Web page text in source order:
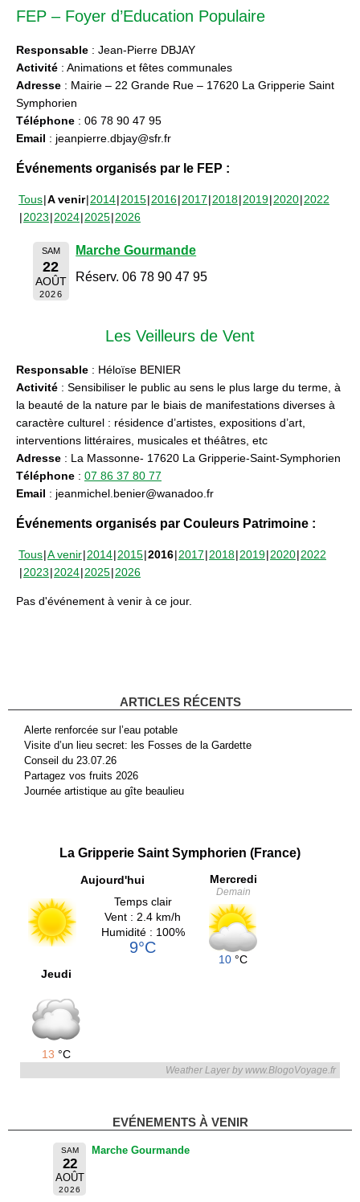
FEP – Foyer d’Education Populaire
Responsable : Jean-Pierre DBJAY
Activité : Animations et fêtes communales
Adresse : Mairie – 22 Grande Rue – 17620 La Gripperie Saint
Symphorien
Téléphone : 06 78 90 47 95
Email : jeanpierre.dbjay@sfr.fr
Événements organisés par le FEP :
Tous A venir 2014 2015 2016 2017 2018 2019 2020 2022
2023 2024 2025 2026
SAM
22
AOÛT
2026
Marche Gourmande
Réserv. 06 78 90 47 95
Les Veilleurs de Vent
Responsable : Héloïse BENIER
Activité : Sensibiliser le public au sens le plus large du terme, à
la beauté de la nature par le biais de manifestations diverses à
caractère culturel : résidence d’artistes, expositions d’art,
interventions littéraires, musicales et théâtres, etc
Adresse : La Massonne- 17620 La Gripperie-Saint-Symphorien
Téléphone : 07 86 37 80 77
Email : jeanmichel.benier@wanadoo.fr
Événements organisés par Couleurs Patrimoine :
Tous A venir 2014 2015 2016 2017 2018 2019 2020 2022
2023 2024 2025 2026
Pas d'événement à venir à ce jour.
ARTICLES RÉCENTS
Alerte renforcée sur l’eau potable
Visite d’un lieu secret: les Fosses de la Gardette
Conseil du 23.07.26
Partagez vos fruits 2026
Journée artistique au gîte beaulieu
La Gripperie Saint Symphorien (France)
Aujourd'hui
Temps clair
Vent : 2.4 km/h
Humidité : 100%
9°C
Mercredi
Demain
10 °C
Jeudi
13 °C
Weather Layer by www.BlogoVoyage.fr
EVÉNEMENTS À VENIR
SAM
22
AOÛT
2026
Marche Gourmande